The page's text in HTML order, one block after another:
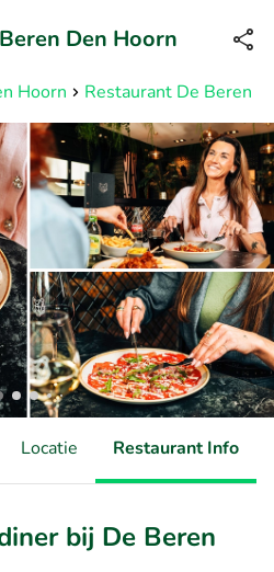
Bereikbaar tot 23:00 uur
Hoorn Restaurant De Beren
Den Hoorn
Locatie Restaurant Info
bij De Beren